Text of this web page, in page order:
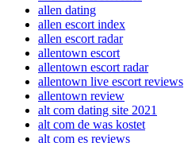
allen dating
allen escort index
allen escort radar
allentown escort
allentown escort radar
allentown live escort reviews
allentown review
alt com dating site 2021
alt com de was kostet
alt com es reviews